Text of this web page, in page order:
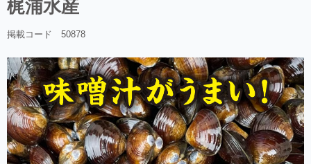
梶浦水産
掲載コード 50878